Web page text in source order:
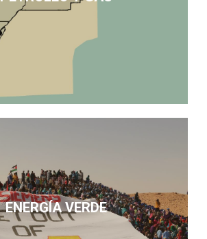
ENERGÍA VERDE